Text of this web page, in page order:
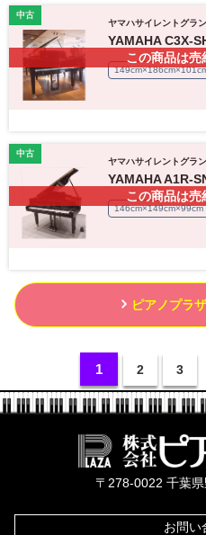
この商品は売
中古
ヤマハサイレントグラ
YAMAHA C3X-
この商品は売
中古
ヤマハサイレントグラ
YAMAHA A1R-
146cm×149cm×99cm
ピアノプラ
1 2 3
〒278-0022 千葉
お問い